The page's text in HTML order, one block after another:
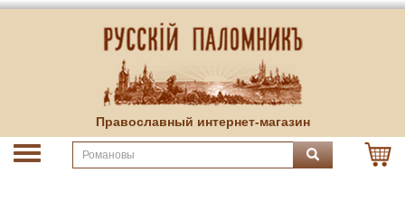
Православный интернет-магазин